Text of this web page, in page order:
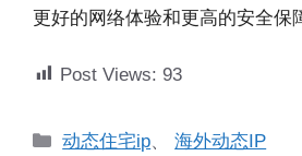
更好的网络体验和更高的安全保
Post Views: 93
分
动态住宅ip、海外动态IP